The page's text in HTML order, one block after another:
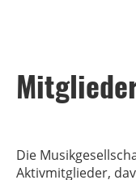
Die
Aktivmitglieder,